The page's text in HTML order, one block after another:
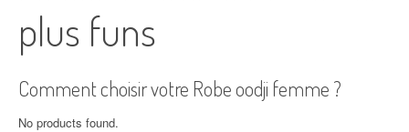
plus funs
Comment choisir votre Robe oodji femme ?
No products found.